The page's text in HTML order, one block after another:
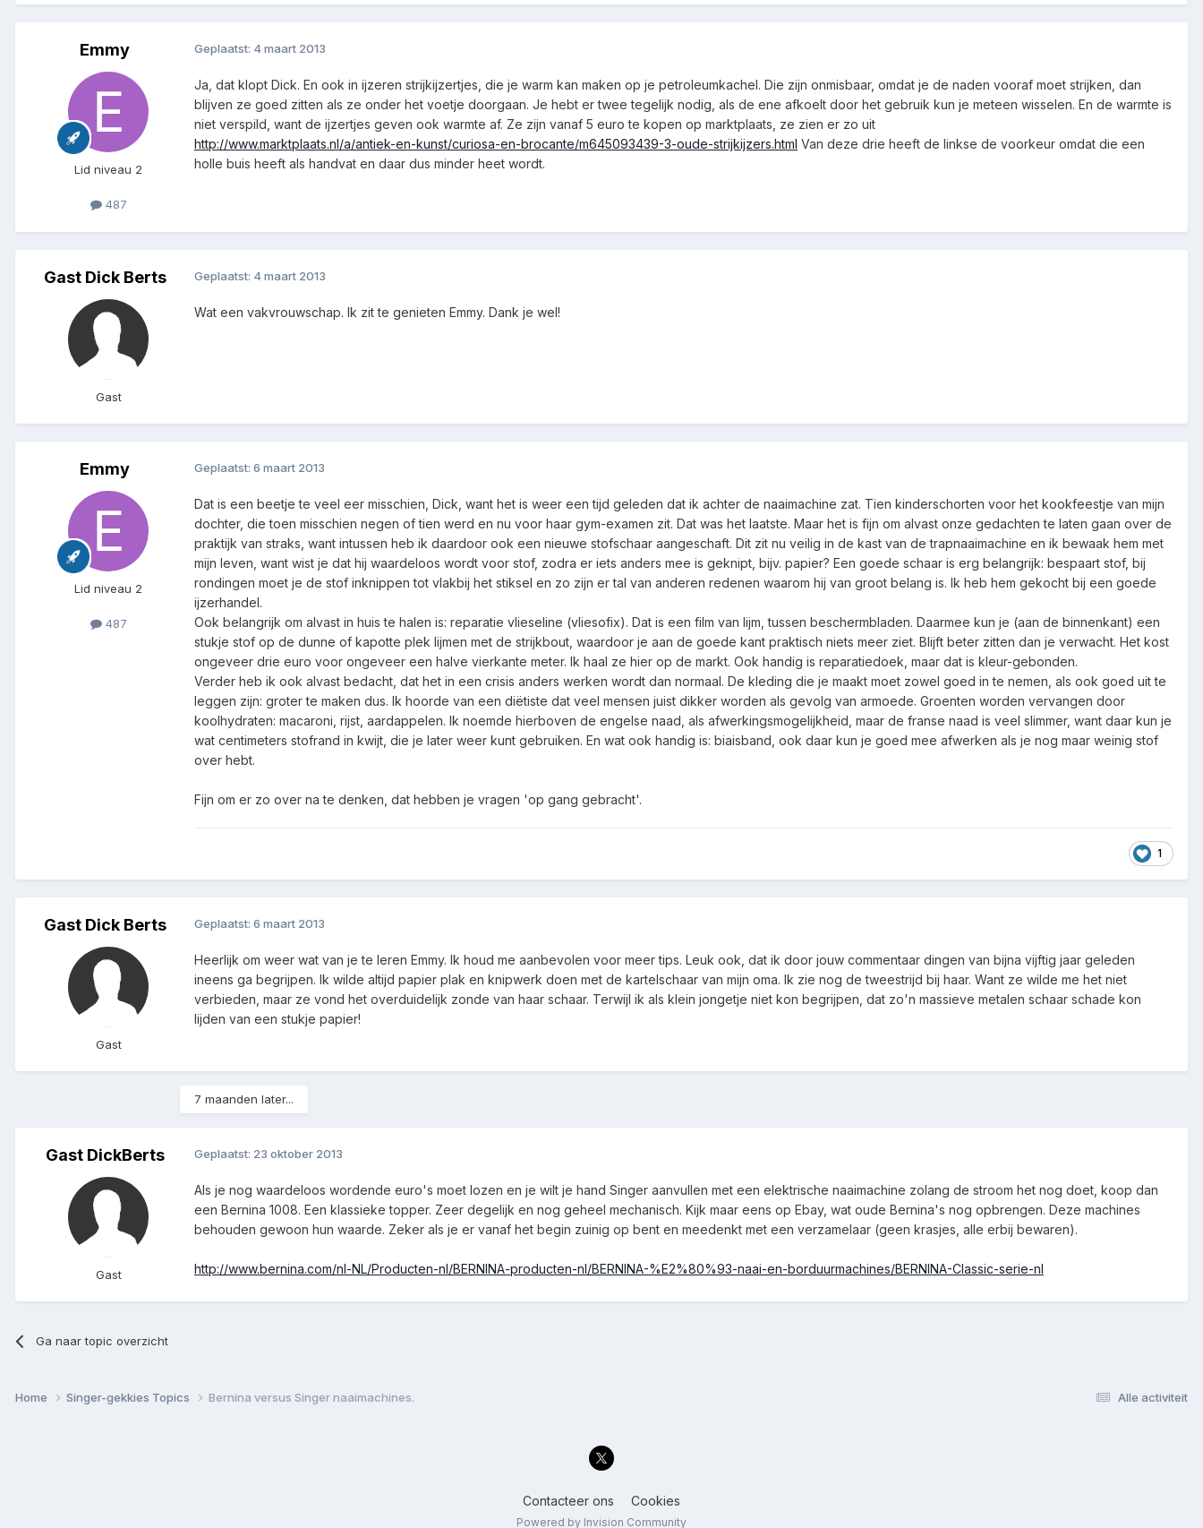
Emmy
Lid niveau 2
487
Geplaatst: 4 maart 2013
Ja, dat klopt Dick. En ook in ijzeren strijkijzertjes, die je warm kan maken op je petroleumkachel. Die zijn onmisbaar, omdat je de naden vooraf moet strijken, dan
blijven ze goed zitten als ze onder het voetje doorgaan. Je hebt er twee tegelijk nodig, als de ene afkoelt door het gebruik kun je meteen wisselen. En de warmte is
niet verspild, want de ijzertjes geven ook warmte af. Ze zijn vanaf 5 euro te kopen op marktplaats, ze zien er zo uit
http://www.marktplaats.nl/a/antiek-en-kunst/curiosa-en-brocante/m645093439-3-oude-strijkijzers.html Van deze drie heeft de linkse de voorkeur omdat die een
holle buis heeft als handvat en daar dus minder heet wordt.
Gast Dick Berts
Gast
Geplaatst: 4 maart 2013
Wat een vakvrouwschap. Ik zit te genieten Emmy. Dank je wel!
Emmy
Lid niveau 2
487
Geplaatst: 6 maart 2013
Dat is een beetje te veel eer misschien, Dick, want het is weer een tijd geleden dat ik achter de naaimachine zat. Tien kinderschorten voor het kookfeestje van mijn
dochter, die toen misschien negen of tien werd en nu voor haar gym-examen zit. Dat was het laatste. Maar het is fijn om alvast onze gedachten te laten gaan over de
praktijk van straks, want intussen heb ik daardoor ook een nieuwe stofschaar aangeschaft. Dit zit nu veilig in de kast van de trapnaaimachine en ik bewaak hem met
mijn leven, want wist je dat hij waardeloos wordt voor stof, zodra er iets anders mee is geknipt, bijv. papier? Een goede schaar is erg belangrijk: bespaart stof, bij
rondingen moet je de stof inknippen tot vlakbij het stiksel en zo zijn er tal van anderen redenen waarom hij van groot belang is. Ik heb hem gekocht bij een goede
ijzerhandel.
Ook belangrijk om alvast in huis te halen is: reparatie vlieseline (vliesofix). Dat is een film van lijm, tussen beschermbladen. Daarmee kun je (aan de binnenkant) een
stukje stof op de dunne of kapotte plek lijmen met de strijkbout, waardoor je aan de goede kant praktisch niets meer ziet. Blijft beter zitten dan je verwacht. Het kost
ongeveer drie euro voor ongeveer een halve vierkante meter. Ik haal ze hier op de markt. Ook handig is reparatiedoek, maar dat is kleur-gebonden.
Verder heb ik ook alvast bedacht, dat het in een crisis anders werken wordt dan normaal. De kleding die je maakt moet zowel goed in te nemen, als ook goed uit te
leggen zijn: groter te maken dus. Ik hoorde van een diëtiste dat veel mensen juist dikker worden als gevolg van armoede. Groenten worden vervangen door
koolhydraten: macaroni, rijst, aardappelen. Ik noemde hierboven de engelse naad, als afwerkingsmogelijkheid, maar de franse naad is veel slimmer, want daar kun je
wat centimeters stofrand in kwijt, die je later weer kunt gebruiken. En wat ook handig is: biaisband, ook daar kun je goed mee afwerken als je nog maar weinig stof
over hebt.
Fijn om er zo over na te denken, dat hebben je vragen 'op gang gebracht'.
1
Gast Dick Berts
Gast
Geplaatst: 6 maart 2013
Heerlijk om weer wat van je te leren Emmy. Ik houd me aanbevolen voor meer tips. Leuk ook, dat ik door jouw commentaar dingen van bijna vijftig jaar geleden
ineens ga begrijpen. Ik wilde altijd papier plak en knipwerk doen met de kartelschaar van mijn oma. Ik zie nog de tweestrijd bij haar. Want ze wilde me het niet
verbieden, maar ze vond het overduidelijk zonde van haar schaar. Terwijl ik als klein jongetje niet kon begrijpen, dat zo'n massieve metalen schaar schade kon
lijden van een stukje papier!
7 maanden later...
Gast DickBerts
Gast
Geplaatst: 23 oktober 2013
Als je nog waardeloos wordende euro's moet lozen en je wilt je hand Singer aanvullen met een elektrische naaimachine zolang de stroom het nog doet, koop dan
een Bernina 1008. Een klassieke topper. Zeer degelijk en nog geheel mechanisch. Kijk maar eens op Ebay, wat oude Bernina's nog opbrengen. Deze machines
behouden gewoon hun waarde. Zeker als je er vanaf het begin zuinig op bent en meedenkt met een verzamelaar (geen krasjes, alle erbij bewaren).
http://www.bernina.com/nl-NL/Producten-nl/BERNINA-producten-nl/BERNINA-%E2%80%93-naai-en-borduurmachines/BERNINA-Classic-serie-nl
Ga naar topic overzicht
Alle activiteit
Home Singer-gekkies Topics Bernina versus Singer naaimachines.
Contacteer ons Cookies
Powered by Invision Community